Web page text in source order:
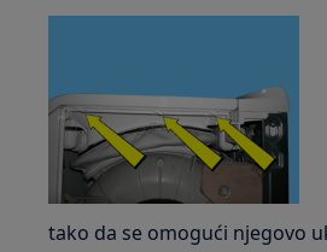
tako da se omogući njegovo